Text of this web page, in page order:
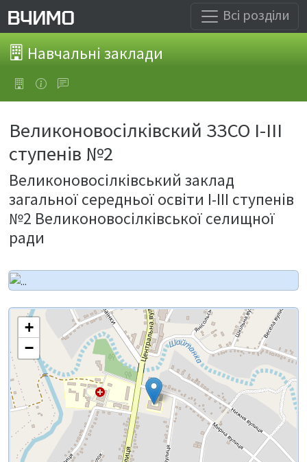
Всі розділи
Навчальні заклади
Великоновосілківский ЗЗСО І-ІІІ
ступенів №2
Великоновосілківський заклад
загальної середньої освіти І-ІІІ ступенів
№2 Великоновосілківської селищної
ради
+
−